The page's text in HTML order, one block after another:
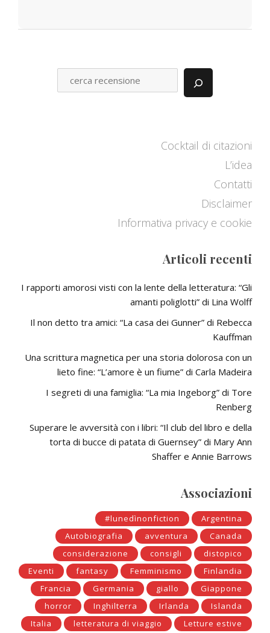
Cocktail di citazioni
L’idea
Contatti
Disclaimer
Informativa privacy e cookie
Articoli recenti
I rapporti amorosi visti con la lente della letteratura: “Gli
amanti poliglotti” di Lina Wolff
Il non detto tra amici: “La casa dei Gunner” di Rebecca
Kauffman
Una scrittura magnetica per una storia dolorosa con un
lieto fine: “L’amore è un fiume” di Carla Madeira
I segreti di una famiglia: “La mia Ingeborg” di Tore
Renberg
Superare le avversità con i libri: “Il club del libro e della
torta di bucce di patata di Guernsey” di Mary Ann
Shaffer e Annie Barrows
Associazioni
#lunedìnonfiction
Argentina
Autobiografia
avventura
Canada
considerazione
consigli
distopico
Eventi
fantasy Femminismo
Finlandia
Francia
Germania giallo
Giappone
horror
Inghilterra Irlanda
Islanda
Italia
letteratura di viaggio
Letture estive